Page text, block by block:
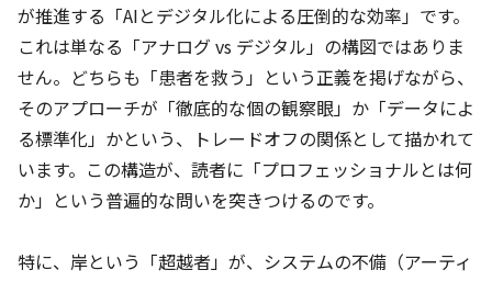
が推進する「AIとデジタル化による圧倒的な効率」です。
これは単なる「アナログ vs デジタル」の構図ではありま
せん。どちらも「患者を救う」という正義を掲げながら、
そのアプローチが「徹底的な個の観察眼」か「データによ
る標準化」かという、トレードオフの関係として描かれて
います。この構造が、読者に「プロフェッショナルとは何
か」という普遍的な問いを突きつけるのです。
特に、岸という「超越者」が、システムの不備（アーティ